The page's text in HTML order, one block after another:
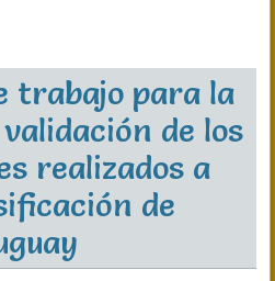
trabajo para la
de los
realizados a
de